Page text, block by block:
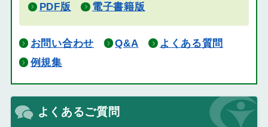
PDF版 電子書籍版
お問い合わせ Q&A
よくある質問
例規集
よくあるご質問